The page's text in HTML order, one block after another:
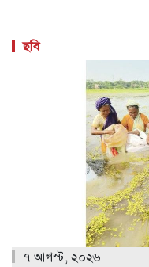
ছবি
৭ আগস্ট, ২০২৬